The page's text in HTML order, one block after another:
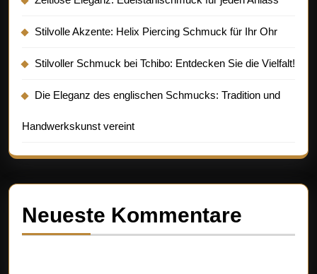
Stilvolle Akzente: Helix Piercing Schmuck für Ihr Ohr
Stilvoller Schmuck bei Tchibo: Entdecken Sie die Vielfalt!
Die Eleganz des englischen Schmucks: Tradition und
Handwerkskunst vereint
Neueste Kommentare